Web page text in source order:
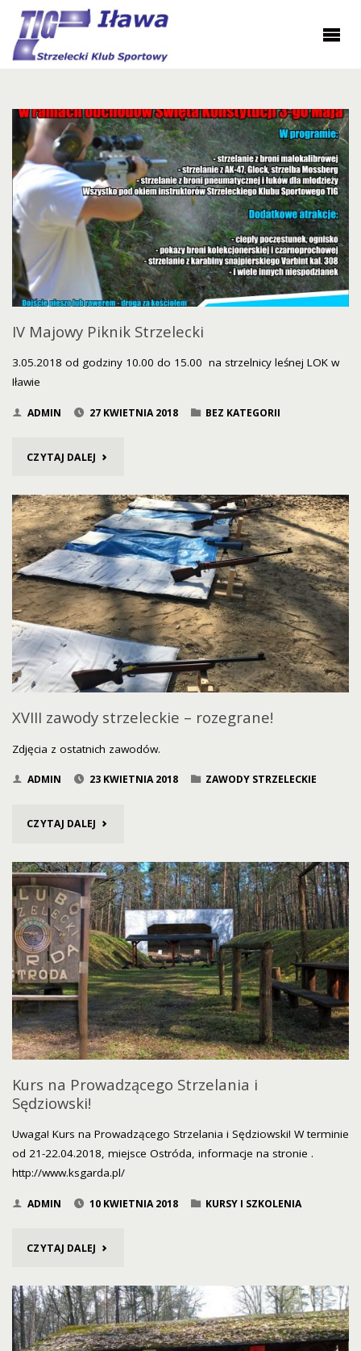
IV Majowy Piknik Strzelecki
3.05.2018 od godziny 10.00 do 15.00 na strzelnicy leśnej LOK w
Iławie
ADMIN 27 KWIETNIA 2018 BEZ KATEGORII
CZYTAJ DALEJ "IV
PIKNIK
STRZELECKI"
XVIII zawody strzeleckie – rozegrane!
Zdjęcia z ostatnich zawodów.
ADMIN 23 KWIETNIA 2018 ZAWODY STRZELECKIE
CZYTAJ DALEJ "XVIII
STRZELECKIE
–
ROZEGRANE!"
Kurs na Prowadzącego Strzelania i
Sędziowski!
Uwaga! Kurs na Prowadzącego Strzelania i Sędziowski! W terminie
od 21-22.04.2018, miejsce Ostróda, informacje na stronie .
http://www.ksgarda.pl/
ADMIN 10 KWIETNIA 2018 KURSY I SZKOLENIA
CZYTAJ DALEJ "KURS
PROWADZĄCEGO
STRZELANIA